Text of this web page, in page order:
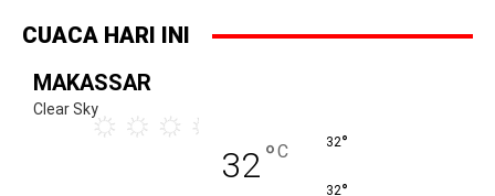
CUACA HARI INI
MAKASSAR
Clear Sky
32°C 32°
32